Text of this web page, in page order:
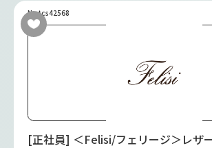
No.tcs42568
[正社員] ＜Felisi/フェリージ＞レザ